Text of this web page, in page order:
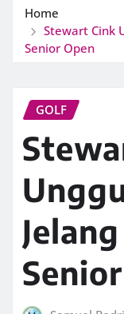
Home
Stewart Cink
Senior Open
GOLF